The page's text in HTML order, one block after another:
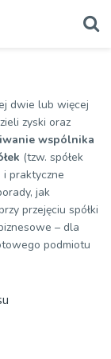
dwie lub więcej
zyski oraz
wspólnika
(tzw. spółek
i praktyczne
jak
przejęciu spółki
– dla
podmiotu